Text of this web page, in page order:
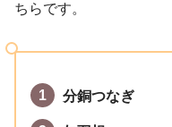
ちらです。
分銅つなぎ